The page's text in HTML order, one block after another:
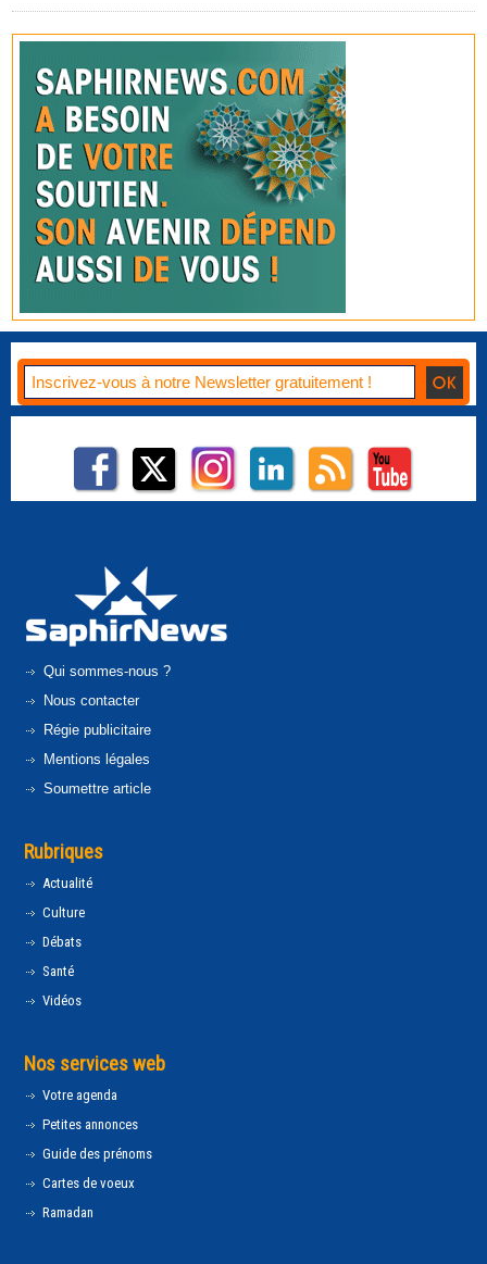
Qui sommes-nous ?
Nous contacter
Régie publicitaire
Mentions légales
Soumettre article
Rubriques
Actualité
Culture
Débats
Santé
Vidéos
Nos services web
Votre agenda
Petites annonces
Guide des prénoms
Cartes de voeux
Ramadan